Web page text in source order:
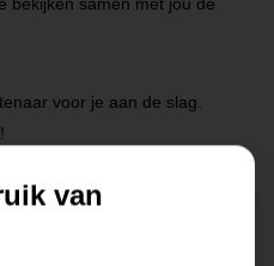
voor je aan de slag.
van